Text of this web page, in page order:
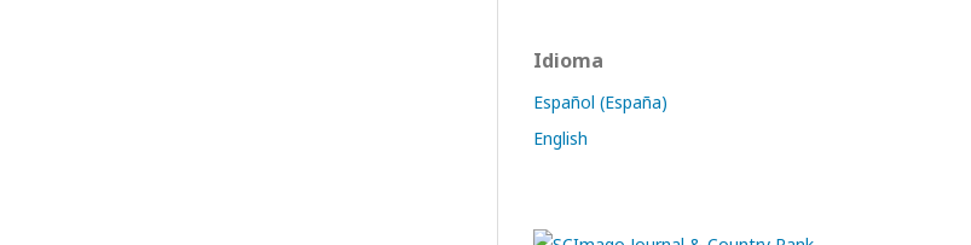
Idioma
Español (España)
English